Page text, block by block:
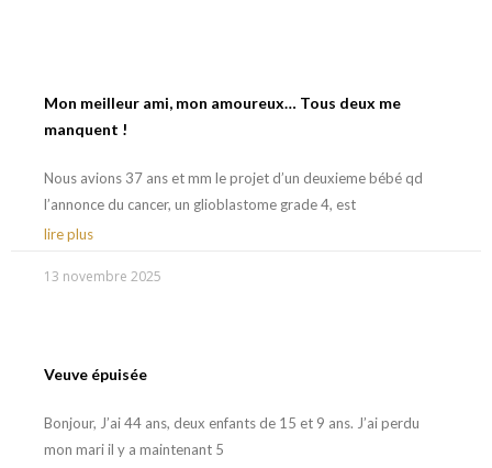
Mon meilleur ami, mon amoureux… Tous deux me
manquent !
Nous avions 37 ans et mm le projet d’un deuxieme bébé qd
l’annonce du cancer, un glioblastome grade 4, est
lire plus
13 novembre 2025
Veuve épuisée
Bonjour, J’ai 44 ans, deux enfants de 15 et 9 ans. J’ai perdu
mon mari il y a maintenant 5